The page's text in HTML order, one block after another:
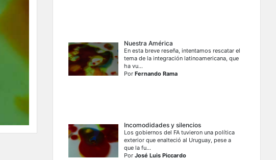
Nuestra América
En esta breve reseña, intentamos rescatar el
tema de la integración latinoamericana, que
ha vu...
PorFernando Rama
Incomodidades y silencios
Los gobiernos del FA tuvieron una política
exterior que enalteció al Uruguay, pese a
que la fu...
PorJosé Luis Piccardo